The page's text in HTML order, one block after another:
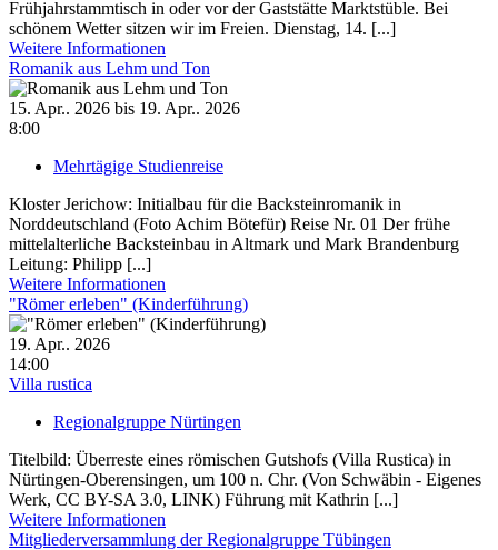
Frühjahrstammtisch in oder vor der Gaststätte Marktstüble. Bei
schönem Wetter sitzen wir im Freien. Dienstag, 14. [...]
Weitere Informationen
Romanik aus Lehm und Ton
15. Apr.. 2026 bis 19. Apr.. 2026
8:00
Mehrtägige Studienreise
Kloster Jerichow: Initialbau für die Backsteinromanik in
Norddeutschland (Foto Achim Bötefür) Reise Nr. 01 Der frühe
mittelalterliche Backsteinbau in Altmark und Mark Brandenburg
Leitung: Philipp [...]
Weitere Informationen
"Römer erleben" (Kinderführung)
19. Apr.. 2026
14:00
Villa rustica
Regionalgruppe Nürtingen
Titelbild: Überreste eines römischen Gutshofs (Villa Rustica) in
Nürtingen-Oberensingen, um 100 n. Chr. (Von Schwäbin - Eigenes
Werk, CC BY-SA 3.0, LINK) Führung mit Kathrin [...]
Weitere Informationen
Mitgliederversammlung der Regionalgruppe Tübingen